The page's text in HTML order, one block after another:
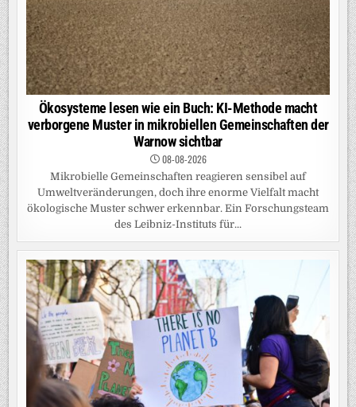
Ökosysteme lesen wie ein Buch: KI-Methode macht
verborgene Muster in mikrobiellen Gemeinschaften der
Warnow sichtbar
08-08-2026
Mikrobielle Gemeinschaften reagieren sensibel auf
Umweltveränderungen, doch ihre enorme Vielfalt macht
ökologische Muster schwer erkennbar. Ein Forschungsteam
des Leibniz-Instituts für...